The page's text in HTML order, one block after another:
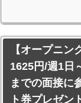
【オープニ
1625円/週1日
までの面接に
ト券プレゼン